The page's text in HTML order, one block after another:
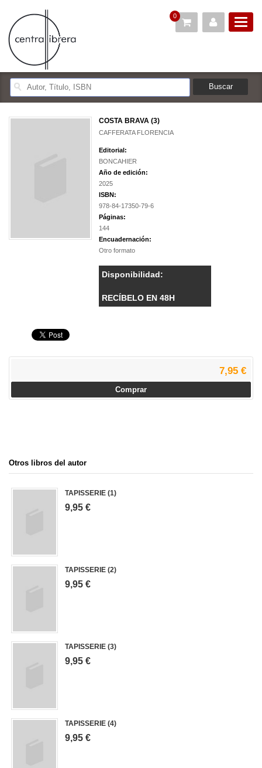
0
COSTA BRAVA (3)
CAFFERATA FLORENCIA
Editorial:
BONCAHIER
Año de edición:
2025
ISBN:
978-84-17350-79-6
Páginas:
144
Encuadernación:
Otro formato
Disponibilidad:
RECÍBELO EN 48H
7,95 €
Comprar
Otros libros del autor
TAPISSERIE (1)
9,95 €
TAPISSERIE (2)
9,95 €
TAPISSERIE (3)
9,95 €
TAPISSERIE (4)
9,95 €